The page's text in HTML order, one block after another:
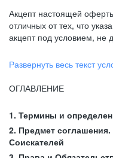
Акцепт настоящей
отличных от тех, что
акцепт под условием, не
Развернуть весь текст
ОГЛАВЛЕНИЕ
1. Термины и
2. Предмет
Соискателей